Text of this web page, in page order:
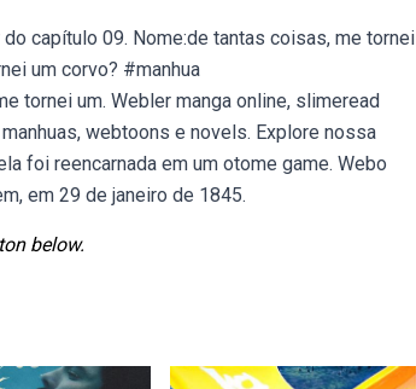
capítulo 09. Nome:de tantas coisas, me tornei
um corvo? #manhua
tornei um. Webler manga online, slimeread
webtoons e novels. Explore nossa
foi reencarnada em um otome game. Webo
em 29 de janeiro de 1845.
below.